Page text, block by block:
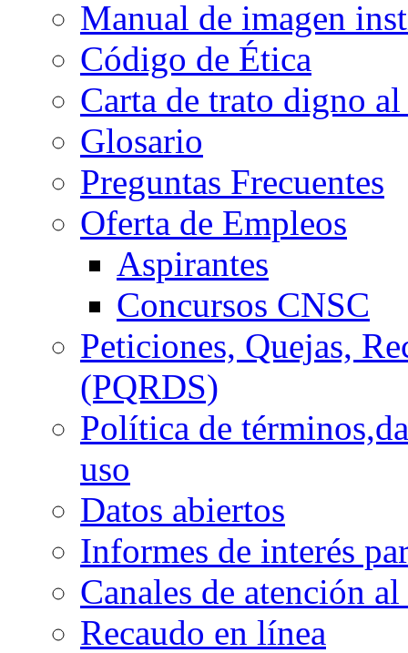
Manual de imagen
Código de Ética
Carta de trato digno
Glosario
Preguntas Frecuentes
Oferta de Empleos
Aspirantes
Concursos CNSC
Peticiones, Quejas,
(PQRDS)
Política de
uso
Datos abiertos
Informes de interés
Canales de atención
Recaudo en línea